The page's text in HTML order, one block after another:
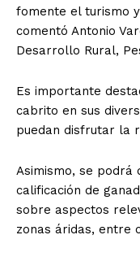
fomente el turismo
comentó Antonio
Desarrollo Rural,
Es importante
cabrito en sus
puedan disfrutar la
Asimismo, se podrá
calificación de
sobre aspectos
zonas áridas, entre